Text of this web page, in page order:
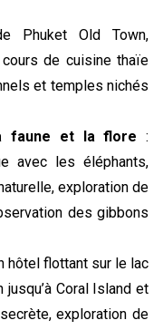
Phuket Old Town,
de cuisine thaïe
et temples nichés
faune et la flore :
avec les éléphants,
exploration de
des gibbons
hôtel flottant sur le lac
Coral Island et
exploration de